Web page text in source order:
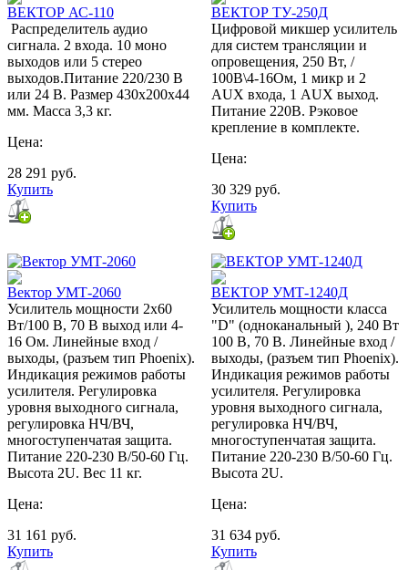
ВЕКТОР АС-110
Распределитель аудио
сигнала. 2 входа. 10 моно
выходов или 5 стерео
выходов.Питание 220/230 В
или 24 В. Размер 430х200х44
мм. Масса 3,3 кг.
Цена:
28 291 руб.
Купить
ВЕКТОР ТУ-250Д
Цифровой микшер усилитель
для систем трансляции и
опровещения, 250 Вт, /
100В\4-16Ом, 1 микр и 2
AUX входа, 1 AUX выход.
Питание 220В. Рэковое
крепление в комплекте.
Цена:
30 329 руб.
Купить
Вектор УМТ-2060
Усилитель мощности 2х60
Вт/100 В, 70 В выход или 4-
16 Ом. Линейные вход /
выходы, (разъем тип Phoenix).
Индикация режимов работы
усилителя. Регулировка
уровня выходного сигнала,
регулировка НЧ/ВЧ,
многоступенчатая защита.
Питание 220-230 В/50-60 Гц.
Высота 2U. Вес 11 кг.
Цена:
31 161 руб.
Купить
ВЕКТОР УМТ-1240Д
Усилитель мощности класса
"D" (одноканальный ), 240 Вт
100 В, 70 В. Линейные вход /
выходы, (разъем тип Phoenix).
Индикация режимов работы
усилителя. Регулировка
уровня выходного сигнала,
регулировка НЧ/ВЧ,
многоступенчатая защита.
Питание 220-230 В/50-60 Гц.
Высота 2U.
Цена:
31 634 руб.
Купить